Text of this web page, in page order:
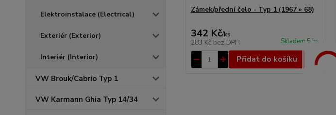
Elektroinstalace (Electrical)
Exteriér (Exterior)
Interiér (Interior)
VW Brouk/Cabrio Typ 1
VW Karmann Ghia Typ 14/34
Zámek/přední čelo - Typ 1 (1967 » 68)
342 Kč/ks
283 Kč bez DPH Skladem 5 ks
Přidat do košíku